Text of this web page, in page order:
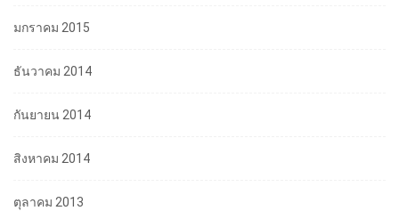
มกราคม 2015
ธันวาคม 2014
กันยายน 2014
สิงหาคม 2014
ตุลาคม 2013